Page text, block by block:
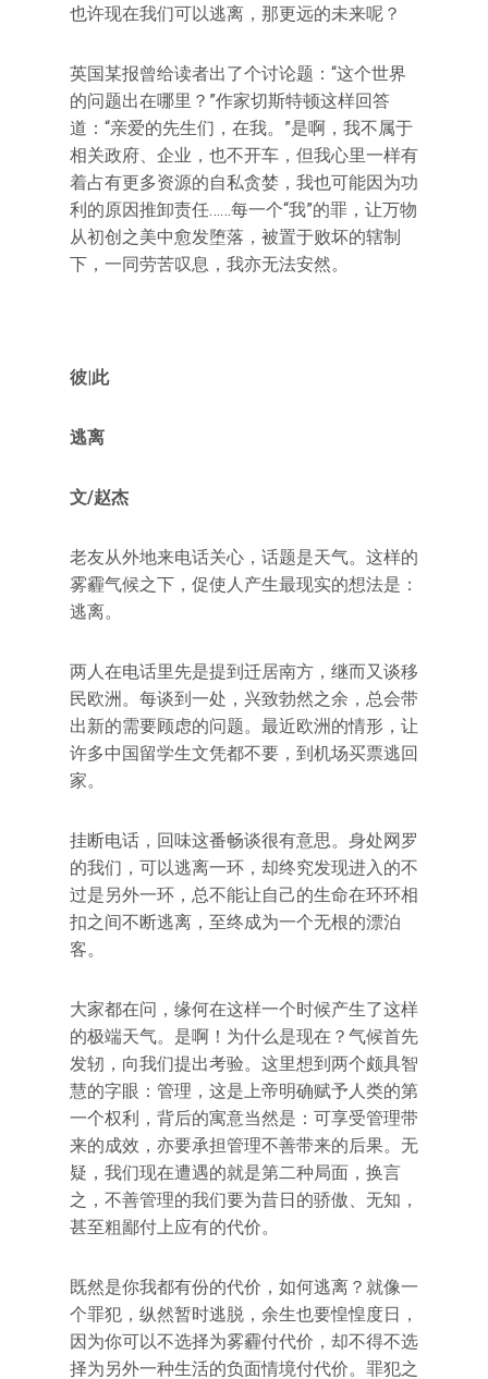
也许现在我们可以逃离，那更远的未来呢？
英国某报曾给读者出了个讨论题：“这个世界
的问题出在哪里？”作家切斯特顿这样回答
道：“亲爱的先生们，在我。”是啊，我不属于
相关政府、企业，也不开车，但我心里一样有
着占有更多资源的自私贪婪，我也可能因为功
利的原因推卸责任……每一个“我”的罪，让万物
从初创之美中愈发堕落，被置于败坏的辖制
下，一同劳苦叹息，我亦无法安然。
彼|此
逃离
文/赵杰
老友从外地来电话关心，话题是天气。这样的
雾霾气候之下，促使人产生最现实的想法是：
逃离。
两人在电话里先是提到迁居南方，继而又谈移
民欧洲。每谈到一处，兴致勃然之余，总会带
出新的需要顾虑的问题。最近欧洲的情形，让
许多中国留学生文凭都不要，到机场买票逃回
家。
挂断电话，回味这番畅谈很有意思。身处网罗
的我们，可以逃离一环，却终究发现进入的不
过是另外一环，总不能让自己的生命在环环相
扣之间不断逃离，至终成为一个无根的漂泊
客。
大家都在问，缘何在这样一个时候产生了这样
的极端天气。是啊！为什么是现在？气候首先
发轫，向我们提出考验。这里想到两个颇具智
慧的字眼：管理，这是上帝明确赋予人类的第
一个权利，背后的寓意当然是：可享受管理带
来的成效，亦要承担管理不善带来的后果。无
疑，我们现在遭遇的就是第二种局面，换言
之，不善管理的我们要为昔日的骄傲、无知，
甚至粗鄙付上应有的代价。
既然是你我都有份的代价，如何逃离？就像一
个罪犯，纵然暂时逃脱，余生也要惶惶度日，
因为你可以不选择为雾霾付代价，却不得不选
择为另外一种生活的负面情境付代价。罪犯之